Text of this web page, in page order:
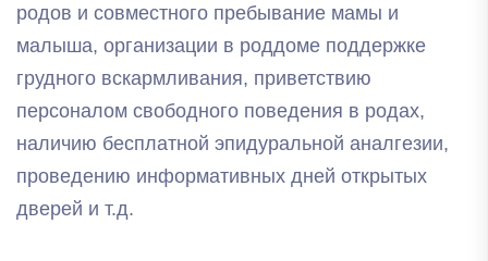
родов и совместного пребывание мамы и
малыша, организации в роддоме поддержке
грудного вскармливания, приветствию
персоналом свободного поведения в родах,
наличию бесплатной эпидуральной аналгезии,
проведению информативных дней открытых
дверей и т.д.